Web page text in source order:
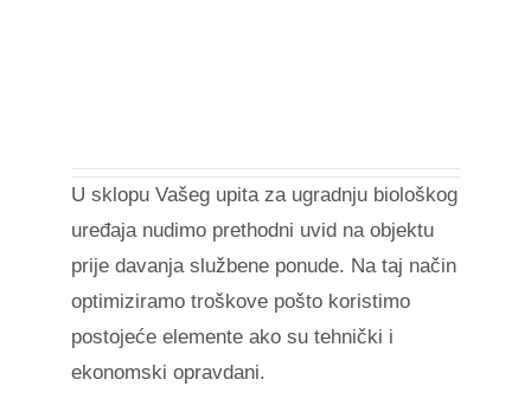
U sklopu Vašeg upita za ugradnju biološkog
uređaja nudimo prethodni uvid na objektu
prije davanja službene ponude. Na taj način
optimiziramo troškove pošto koristimo
postojeće elemente ako su tehnički i
ekonomski opravdani.